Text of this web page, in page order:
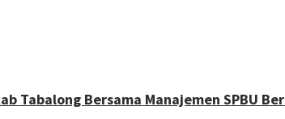
Tabalong Bersama Manajemen SPBU